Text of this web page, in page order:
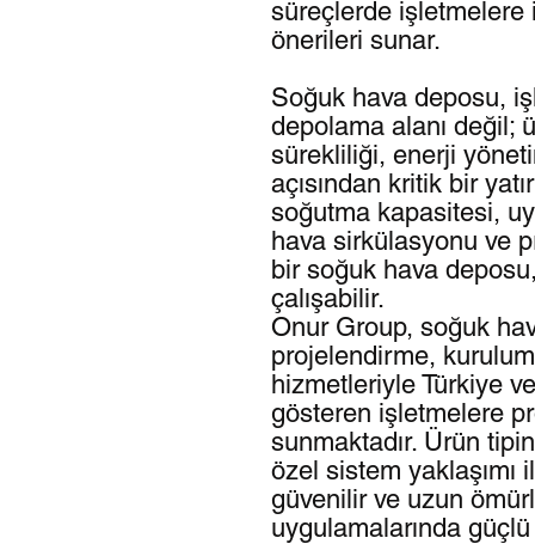
süreçlerde işletmelere
önerileri sunar.
Soğuk hava deposu,
depolama alanı değil;
sürekliliği, enerji
açısından kritik bir
soğutma kapasitesi,
hava sirkülasyonu ve
bir soğuk hava
çalışabilir.
Onur Group, soğuk
projelendirme,
hizmetleriyle Türkiye
gösteren işletmelere
sunmaktadır. Ürün
özel sistem yaklaşımı
güvenilir ve uzun
uygulamalarında